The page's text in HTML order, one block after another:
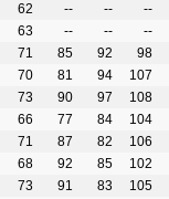
62 -- --
--
63 -- --
--
71 85 92
98
70 81 94
107
73 90 97
108
66 77 84
104
71 87 82
106
68 92 85
102
73 91 83
105